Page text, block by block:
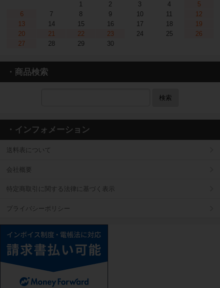
1
2 3 4
5
6
7 8 9 10 11
12
13
14 15 16 17 18
19
20
21 22 23 24 25
26
27
28 29 30
・商品検索
検索
・インフォメーション
送料表について
会社概要
特定商取引に関する法律に基づく表示
プライバシーポリシー